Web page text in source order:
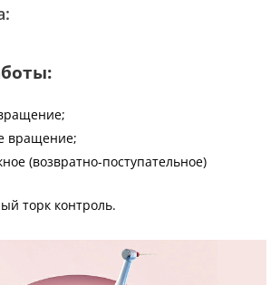
вращение;
(возвратно-поступательное)
торк контроль.